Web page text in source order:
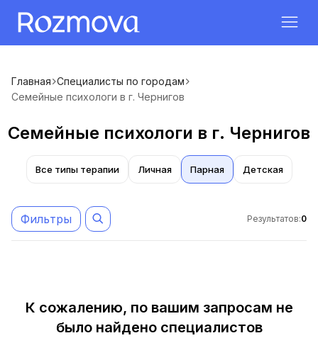
Главная Специалисты по городам
Семейные психологи в г. Чернигов
Семейные психологи в г. Чернигов
Все типы терапии Личная Парная Детская
Фильтры Результатов:0
К сожалению, по вашим запросам не
было найдено специалистов